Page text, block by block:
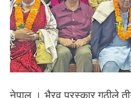
नेपाल । भैरव पुरस्कार गुठीले